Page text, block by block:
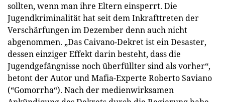
sollten, wenn man ihre Eltern einsperrt. Die
Jugendkriminalität hat seit dem Inkrafttreten der
Verschärfungen im Dezember denn auch nicht
abgenommen. „Das Caivano-Dekret ist ein Desaster,
dessen einziger Effekt darin besteht, dass die
Jugendgefängnisse noch überfüllter sind als vorher“,
betont der Autor und Mafia-Experte Roberto Saviano
(“Gomorrha“). Nach der medienwirksamen